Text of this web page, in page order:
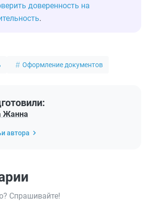
доверенность на
.
Оформление документов
Жанна
автора
Спрашивайте!